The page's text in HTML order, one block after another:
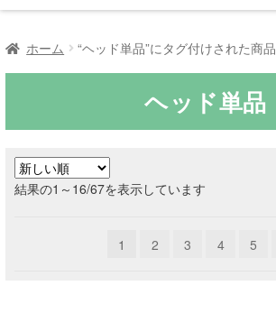
HOME
商品一覧
ラブドール買取・処分
よくあるご質問
ホーム “ヘッド単品”にタグ付けされた商品
ヘッド単品
結果の1～16/67を表示しています新
1 2 3 4 5